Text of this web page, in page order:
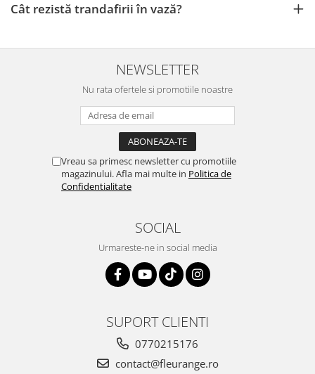
Cât rezistă trandafirii în vază?
NEWSLETTER
Nu rata ofertele si promotiile noastre
Vreau sa primesc newsletter cu promotiile
magazinului. Afla mai multe in Politica de
Confidentialitate
SOCIAL
Urmareste-ne in social media
SUPORT CLIENTI
0770215176
contact@fleurange.ro